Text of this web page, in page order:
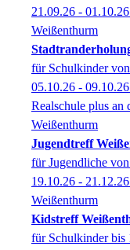
21.09.26 - 01.10.26
Weißenthurm
für Schulkinder
05.10.26 - 09.10.26
Realschule plus an
Weißenthurm
Jugendtreff
für Jugendliche
19.10.26 - 21.12.26
Weißenthurm
Kidstreff
für Schulkinder bis